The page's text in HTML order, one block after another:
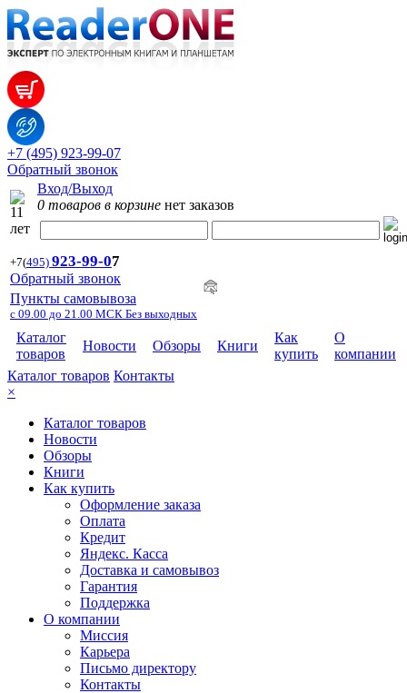
+7 (495) 923-99-07
Обратный звонок
Вход/Выход
0 товаров в корзине нет заказов
+7(495) 923-99-07
Обратный звонок
Пункты самовывоза
с 09.00 до 21.00 МСК Без выходных
Каталог
товаров
Новости Обзоры Книги
Как
купить
О
компании
Каталог товаров Контакты
×
Каталог товаров
Новости
Обзоры
Книги
Как купить
Оформление заказа
Оплата
Кредит
Яндекс. Касса
Доставка и самовывоз
Гарантия
Поддержка
О компании
Миссия
Карьера
Письмо директору
Контакты